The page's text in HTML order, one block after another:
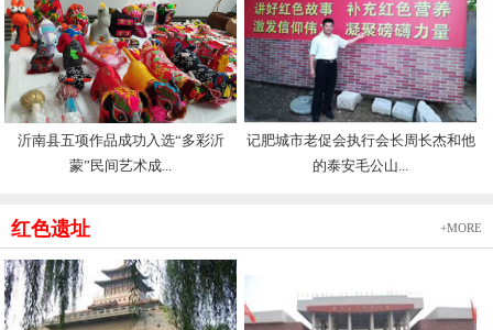
沂南县五项作品成功入选“多彩沂
蒙”民间艺术成...
记肥城市老促会执行会长周长杰和他
的泰安毛公山...
红色遗址 +MORE